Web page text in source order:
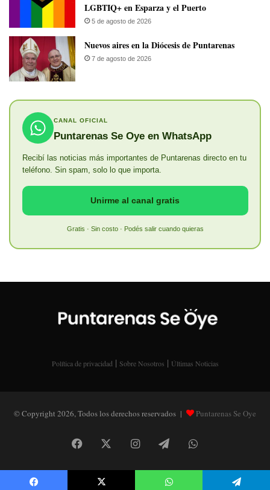
LGBTIQ+ en Esparza y el Puerto
5 de agosto de 2026
​Nuevos aires en la Diócesis de Puntarenas
7 de agosto de 2026
CANAL OFICIAL
Puntarenas Se Oye en WhatsApp
Recibí las noticias más importantes de Puntarenas directo en tu
teléfono. Sin spam, solo lo que importa.
Unirme al canal gratis
Gratis · Sin costo · Podés salir cuando quieras
Política de privacidad | Sobre Nosotros | Últimas Noticias
© Copyright 2026, Todos los derechos reservados | Puntarenas Se Oye
Facebook InstagramTelegramWhatsApp